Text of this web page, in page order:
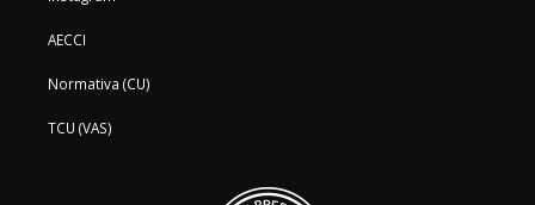
AECCI
Normativa (CU)
TCU (VAS)